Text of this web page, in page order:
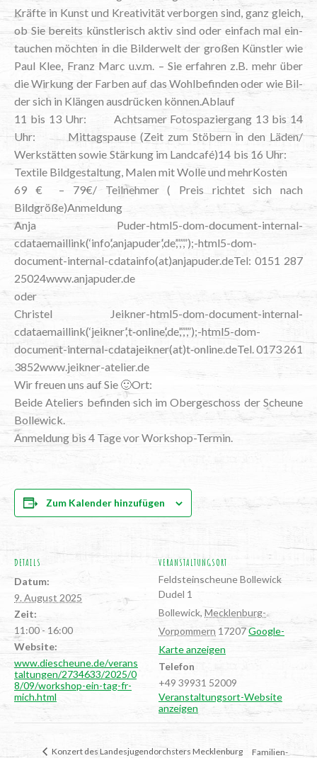
Kräf­te in Kunst und Krea­ti­vi­tät ver­bor­gen sind, ganz gleich,
ob Sie bereits künst­le­risch aktiv sind oder ein­fach mal ein­
tau­chen möch­ten in die Bil­der­welt der gro­ßen Künst­ler wie
Paul Klee, Franz Marc u.v.m. – Sie erfah­ren z.B. mehr über
die Wir­kung der Far­ben auf das Wohl­be­fin­den oder wie Bil­
der sich in Klän­gen aus­drü­cken können.Ablauf
11 bis 13 Uhr: Acht­sa­mer Foto­spa­zier­gang 13 bis 14
Uhr: Mit­tags­pau­se (Zeit zum Stö­bern in den Läden/
Werk­stät­ten sowie Stär­kung im Landcafé)14 bis 16 Uhr:
Tex­ti­le Bild­ge­stal­tung, Malen mit Wol­le und mehrKosten
69 € – 79€/ Teil­neh­mer ( Preis rich­tet sich nach
Bildgröße)Anmeldung
Anja Puder-html5-dom-document-internal-
cdataemaillink(‘info’,‘anjapuder’,‘de’,”,”,”);-html5-dom-
document-internal-cdatainfo(at)anjapuder.deTel: 0151 287
25024www.anjapuder.de
oder
Chris­tel Jei­k­ner-html5-dom-document-internal-
cdataemaillink(‘jeikner’,‘t‑online’,‘de’,”,”,”);-html5-dom-
document-internal-cdatajeikner(at)t‑online.deTel. 0173 261
3852www.jeikner-atelier.de
Wir freu­en uns auf Sie 🙂Ort:
Bei­de Ate­liers befin­den sich im Ober­ge­schoss der Scheu­ne
Bollewick.
Anmel­dung bis 4 Tage vor Workshop-Termin.
Zum Kalender hinzufügen
DETAILS
Datum:
9. August 2025
Zeit:
11:00 - 16:00
Website:
www.diescheune.de/verans
taltungen/2734633/2025/0
8/09/workshop-ein-tag-fr-
mich.html
VERANSTALTUNGSORT
Feld­stein­scheu­ne Bollewick
Dudel 1
Bollewick, Mecklenburg-
Vorpommern 17207Google-
Karte anzeigen
Telefon
+49 39931 52009
Veranstaltungsort-Website
anzeigen
Kon­zert des Lan­des­ju­gend­orchsters Meck­len­burg
Fami­li­en­